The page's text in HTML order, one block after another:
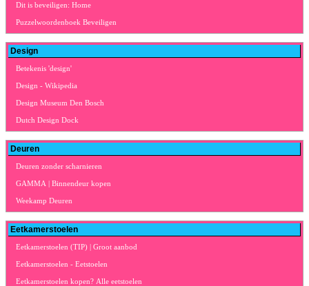
Dit is beveiligen: Home
Puzzelwoordenboek Beveiligen
Design
Betekenis 'design'
Design - Wikipedia
Design Museum Den Bosch
Dutch Design Dock
Deuren
Deuren zonder scharnieren
GAMMA | Binnendeur kopen
Weekamp Deuren
Eetkamerstoelen
Eetkamerstoelen (TIP) | Groot aanbod
Eetkamerstoelen - Eetstoelen
Eetkamerstoelen kopen? Alle eetstoelen